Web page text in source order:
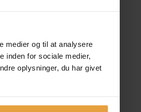
medier og til at analysere
inden for sociale medier,
oplysninger, du har givet